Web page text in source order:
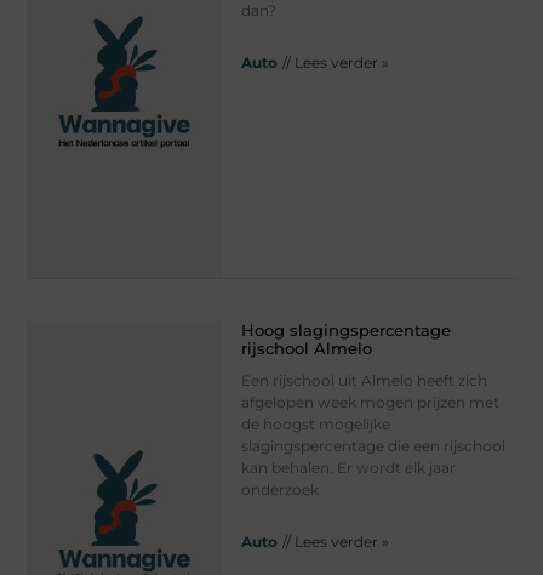
dan?
Auto // Lees verder »
Hoog slagingspercentage
rijschool Almelo
Een rijschool uit Almelo heeft zich
afgelopen week mogen prijzen met
de hoogst mogelijke
slagingspercentage die een rijschool
kan behalen. Er wordt elk jaar
onderzoek
Auto // Lees verder »